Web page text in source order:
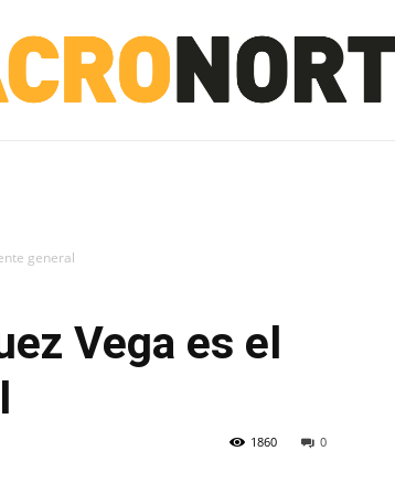
general
Vega es el
0
1860